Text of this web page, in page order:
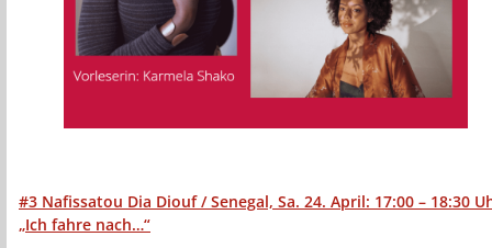
#3 Nafissatou Dia Diouf / Senegal, Sa. 24. April: 17:00 – 18:30
„Ich fahre nach…“